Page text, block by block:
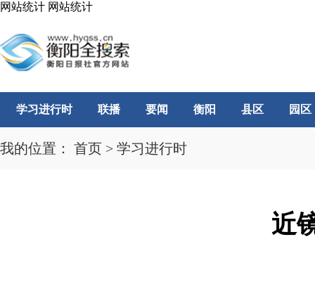
网站统计 网站统计
学习进行时 联播 要闻 衡阳 县区 园区
我的位置： 首页 > 学习进行时
近